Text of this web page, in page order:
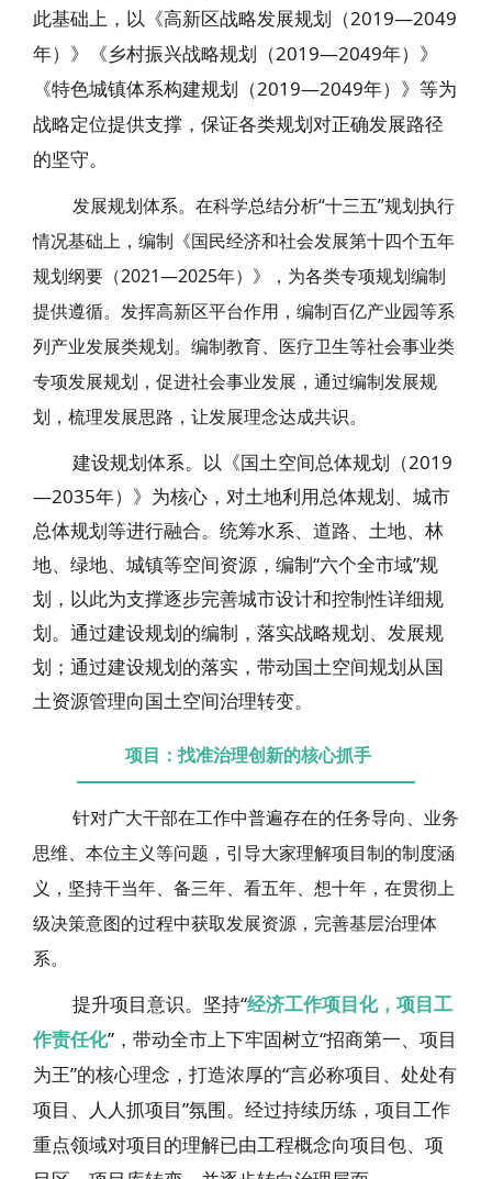
此基础上，以《高新区战略发展规划（2019—2049
年）》《乡村振兴战略规划（2019—2049年）》
《特色城镇体系构建规划（2019—2049年）》等为
战略定位提供支撑，保证各类规划对正确发展路径
的坚守。
发展规划体系。在科学总结分析“十三五”规划执行
情况基础上，编制《国民经济和社会发展第十四个五年
规划纲要（2021—2025年）》，为各类专项规划编制
提供遵循。发挥高新区平台作用，编制百亿产业园等系
列产业发展类规划。编制教育、医疗卫生等社会事业类
专项发展规划，促进社会事业发展，通过编制发展规
划，梳理发展思路，让发展理念达成共识。
建设规划体系。以《国土空间总体规划（2019
—2035年）》为核心，对土地利用总体规划、城市
总体规划等进行融合。统筹水系、道路、土地、林
地、绿地、城镇等空间资源，编制“六个全市域”规
划，以此为支撑逐步完善城市设计和控制性详细规
划。通过建设规划的编制，落实战略规划、发展规
划；通过建设规划的落实，带动国土空间规划从国
土资源管理向国土空间治理转变。
项目：找准治理创新的核心抓手
针对广大干部在工作中普遍存在的任务导向、业务
思维、本位主义等问题，引导大家理解项目制的制度涵
义，坚持干当年、备三年、看五年、想十年，在贯彻上
级决策意图的过程中获取发展资源，完善基层治理体
系。
提升项目意识。坚持“经济工作项目化，项目工
作责任化”，带动全市上下牢固树立“招商第一、项目
为王”的核心理念，打造浓厚的“言必称项目、处处有
项目、人人抓项目”氛围。经过持续历练，项目工作
重点领域对项目的理解已由工程概念向项目包、项